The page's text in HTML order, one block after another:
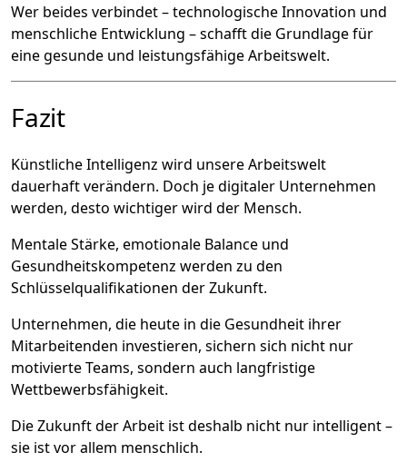
Wer beides verbindet – technologische Innovation und
menschliche Entwicklung – schafft die Grundlage für
eine gesunde und leistungsfähige Arbeitswelt.
Fazit
Künstliche Intelligenz wird unsere Arbeitswelt
dauerhaft verändern. Doch je digitaler Unternehmen
werden, desto wichtiger wird der Mensch.
Mentale Stärke, emotionale Balance und
Gesundheitskompetenz werden zu den
Schlüsselqualifikationen der Zukunft.
Unternehmen, die heute in die Gesundheit ihrer
Mitarbeitenden investieren, sichern sich nicht nur
motivierte Teams, sondern auch langfristige
Wettbewerbsfähigkeit.
Die Zukunft der Arbeit ist deshalb nicht nur intelligent –
sie ist vor allem menschlich.